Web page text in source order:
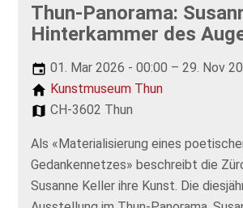
Thun-Panorama:
Hinterkammer des
01. Mar 2026 - 00:00 – 29. Nov
Kunstmuseum Thun
CH-3602 Thun
Als «Materialisierung eines
Gedankennetzes» beschreibt die
Susanne Keller ihre Kunst. Die